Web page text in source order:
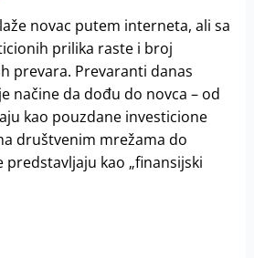
novac putem interneta, ali sa
prilika raste i broj
prevara. Prevaranti danas
načine da dođu do novca – od
kao pouzdane investicione
društvenim mrežama do
predstavljaju kao „finansijski